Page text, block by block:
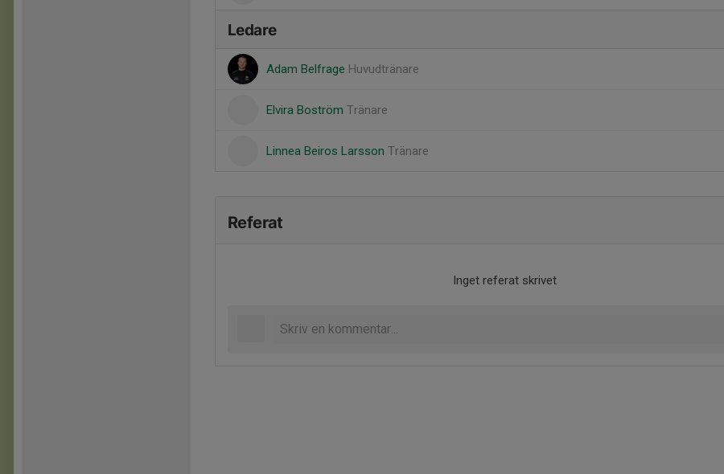
Ledare
Adam Belfrage Huvudtränare
Elvira Boström Tränare
Linnea Beiros Larsson Tränare
Referat
Inget referat skrivet